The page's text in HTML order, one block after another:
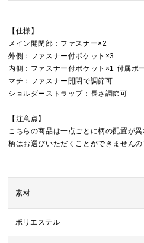
【仕様】
メイン開閉部：ファスナー×2
外側：ファスナー付ポケット×3
内側：ファスナー付ポケット×1 付属ポ
マチ：ファスナー開閉で調節可
ショルダーストラップ：長さ調節可
【注意点】
こちらの商品は一点ごとに柄の配置が異
柄はお選びいただくことができませんの
素材
ポリエステル